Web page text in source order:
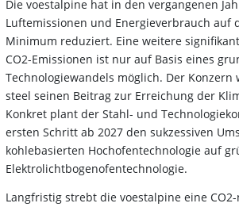
Die voestalpine hat in den vergangenen
Luftemissionen und Energieverbrauch auf
Minimum reduziert. Eine weitere
CO2-Emissionen ist nur auf Basis eines
Technologiewandels möglich. Der
steel seinen Beitrag zur Erreichung der
Konkret plant der Stahl- und
ersten Schritt ab 2027 den sukzessiven
kohlebasierten Hochofentechnologie auf
Elektrolichtbogenofentechnologie.
Langfristig strebt die voestalpine eine